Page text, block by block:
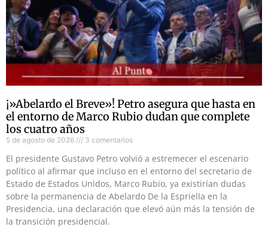
¡»Abelardo el Breve»! Petro asegura que hasta en
el entorno de Marco Rubio dudan que complete
los cuatro años
5 de agosto de 2026 3 comentarios
El presidente Gustavo Petro volvió a estremecer el escenario
político al afirmar que incluso en el entorno del secretario de
Estado de Estados Unidos, Marco Rubio, ya existirían dudas
sobre la permanencia de Abelardo De la Espriella en la
Presidencia, una declaración que elevó aún más la tensión de
la transición presidencial.